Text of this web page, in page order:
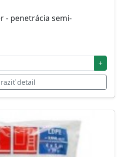
- penetrácia semi-
+
detail